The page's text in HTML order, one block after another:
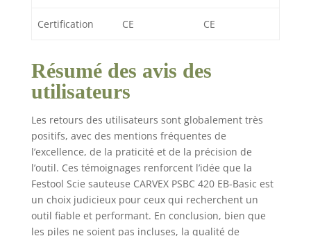
Certification CE CE
Résumé des avis des
utilisateurs
Les retours des utilisateurs sont globalement très
positifs, avec des mentions fréquentes de
l’excellence, de la praticité et de la précision de
l’outil. Ces témoignages renforcent l’idée que la
Festool Scie sauteuse CARVEX PSBC 420 EB-Basic est
un choix judicieux pour ceux qui recherchent un
outil fiable et performant. En conclusion, bien que
les piles ne soient pas incluses, la qualité de